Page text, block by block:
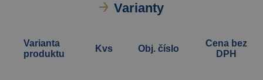
Varianty
Varianta
produktu
Kvs Obj. číslo
Cena bez
DPH